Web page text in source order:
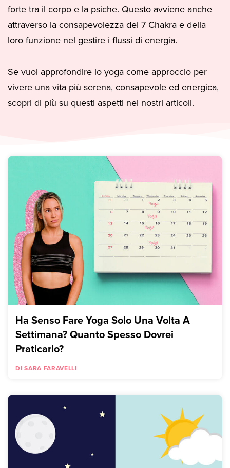
forte tra il corpo e la psiche. Questo avviene anche
attraverso la consapevolezza dei 7 Chakra e della
loro funzione nel gestire i flussi di energia.
Se vuoi approfondire lo yoga come approccio per
vivere una vita più serena, consapevole ed energica,
scopri di più su questi aspetti nei nostri articoli.
Ha Senso Fare Yoga Solo Una Volta A
Settimana? Quanto Spesso Dovrei
Praticarlo?
DI SARA FARAVELLI